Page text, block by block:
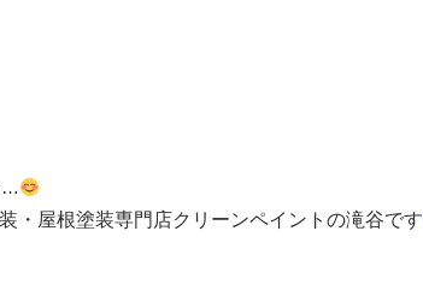
…
・屋根塗装専門店クリーンペイントの滝谷です